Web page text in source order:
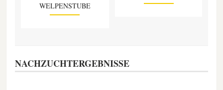
WELPENSTUBE
NACHZUCHTERGEBNISSE